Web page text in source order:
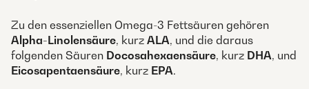
Zu den essenziellen Omega-3 Fettsäuren gehören
Alpha-Linolensäure, kurz ALA, und die daraus
folgenden Säuren Docosahexaensäure, kurz DHA, und
Eicosapentaensäure, kurz EPA.